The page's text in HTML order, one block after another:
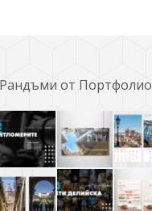
от Портфолио